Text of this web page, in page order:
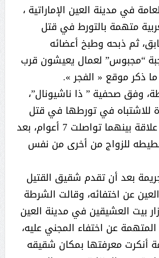
في مدينة العين الإماراتية ،
متهمة بالتورط في قتل
ثم ذبحه وطبخ أعضائه
“مجبوس” لعمال يعيشون قرب
ذكر موقع « الفجر ».
وفق صحفية ” ذا ناشيونال”،
للاشتباه في تورطها في قتل
عشيقها بعد علاقة بينهما تواصلت 7 أعوام، بعد
للزواج من أخرى من نفس
بعد أن تقدم شقيق القتيل
عن اختفائه، وقالت الشرطة
بيت العشيقين في مدينة العين
عن اختفاء المجني عليه،
أنكرت معرفتها بمكان شقيقه